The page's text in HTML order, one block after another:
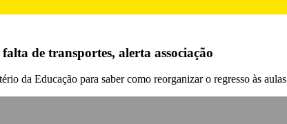
de transportes, alerta associação
da Educação para saber como reorganizar o regresso às aulas